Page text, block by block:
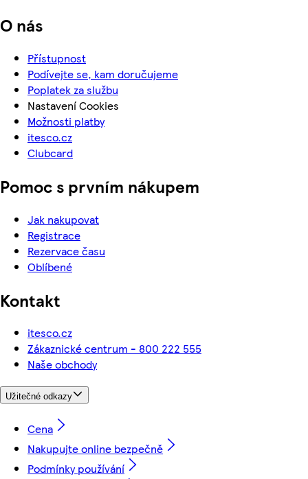
O nás
Přístupnost
Podívejte se, kam doručujeme
Poplatek za službu
Nastavení Cookies
Možnosti platby
itesco.cz
Clubcard
Pomoc s prvním nákupem
Jak nakupovat
Registrace
Rezervace času
Oblíbené
Kontakt
itesco.cz
Zákaznické centrum - 800 222 555
Naše obchody
Užitečné odkazy
Cena
Nakupujte online bezpečně
Podmínky používání